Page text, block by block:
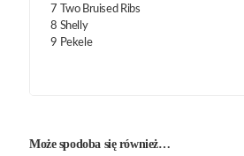
7 Two Bruised Ribs
8 Shelly
9 Pekele
Może spodoba się również…